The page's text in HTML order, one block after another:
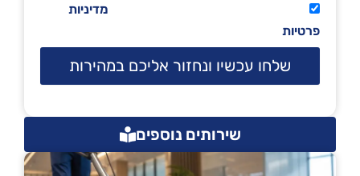
מדיניות
פרטיות
שלחו עכשיו ונחזור אליכם במהירות
שירותים נוספים